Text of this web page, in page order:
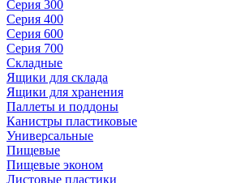
Серия 300
Серия 400
Серия 600
Серия 700
Складные
Ящики для склада
Ящики для хранения
Паллеты и поддоны
Канистры пластиковые
Универсальные
Пищевые
Пищевые эконом
Листовые пластики